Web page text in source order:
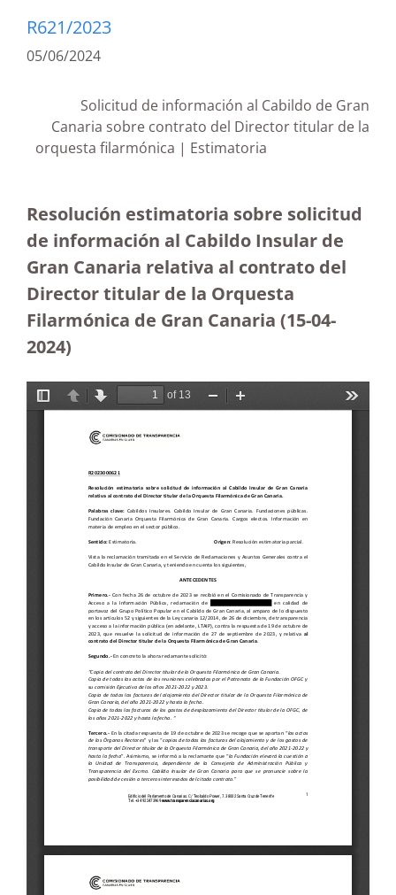
R621/2023
05/06/2024
Solicitud de información al Cabildo de Gran
Canaria sobre contrato del Director titular de la
orquesta filarmónica | Estimatoria
Resolución estimatoria sobre solicitud
de información al Cabildo Insular de
Gran Canaria relativa al contrato del
Director titular de la Orquesta
Filarmónica de Gran Canaria (15-04-
2024)